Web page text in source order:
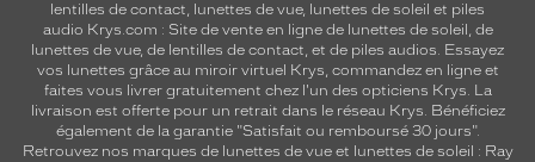
lentilles de contact, lunettes de vue, lunettes de soleil et piles
audio Krys.com : Site de vente en ligne de lunettes de soleil, de
lunettes de vue, de lentilles de contact, et de piles audios. Essayez
vos lunettes grâce au miroir virtuel Krys, commandez en ligne et
faites vous livrer gratuitement chez l'un des opticiens Krys. La
livraison est offerte pour un retrait dans le réseau Krys. Bénéficiez
également de la garantie "Satisfait ou remboursé 30 jours".
Retrouvez nos marques de lunettes de vue et lunettes de soleil : Ray